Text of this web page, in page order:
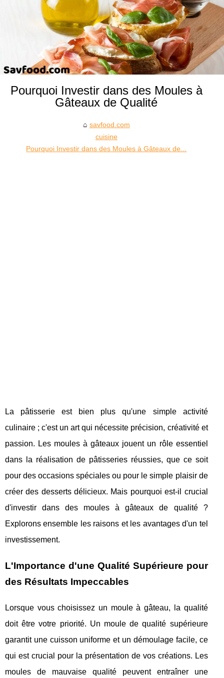
Pourquoi Investir dans des Moules à
Gâteaux de Qualité
savfood.com
cuisine
Pourquoi Investir dans des Moules à Gâteaux de...
La pâtisserie est bien plus qu'une simple activité
culinaire ; c'est un art qui nécessite précision, créativité et
passion. Les moules à gâteaux jouent un rôle essentiel
dans la réalisation de pâtisseries réussies, que ce soit
pour des occasions spéciales ou pour le simple plaisir de
créer des desserts délicieux. Mais pourquoi est-il crucial
d'investir dans des moules à gâteaux de qualité ?
Explorons ensemble les raisons et les avantages d'un tel
investissement.
L'Importance d'une Qualité Supérieure pour
des Résultats Impeccables
Lorsque vous choisissez un moule à gâteau, la qualité
doit être votre priorité. Un moule de qualité supérieure
garantit une cuisson uniforme et un démoulage facile, ce
qui est crucial pour la présentation de vos créations. Les
moules de mauvaise qualité peuvent entraîner une